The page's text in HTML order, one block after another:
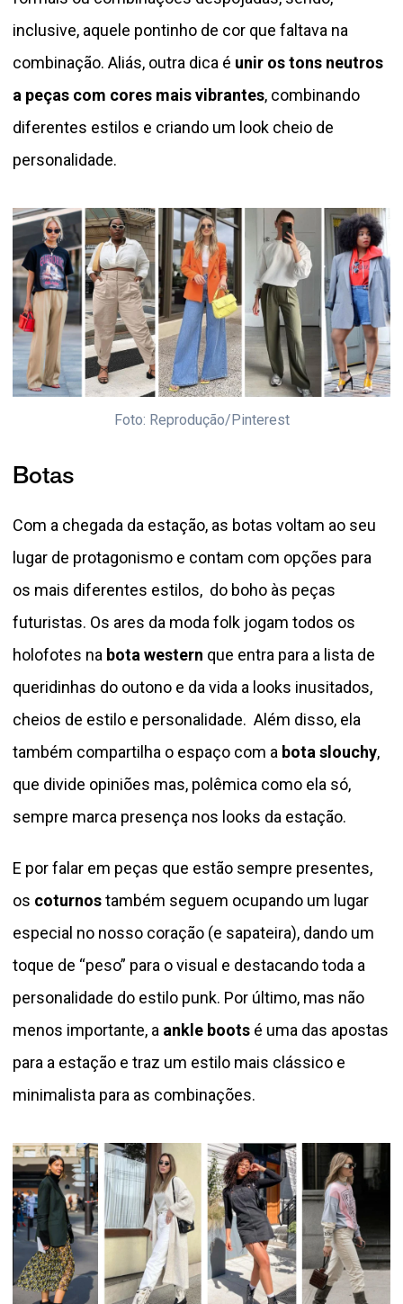
inclusive, aquele pontinho de cor que faltava na
combinação. Aliás, outra dica é unir os tons neutros
a peças com cores mais vibrantes, combinando
diferentes estilos e criando um look cheio de
personalidade.
Foto: Reprodução/Pinterest
Botas
Com a chegada da estação, as botas voltam ao seu
lugar de protagonismo e contam com opções para
os mais diferentes estilos, do boho às peças
futuristas. Os ares da moda folk jogam todos os
holofotes na bota western que entra para a lista de
queridinhas do outono e da vida a looks inusitados,
cheios de estilo e personalidade. Além disso, ela
também compartilha o espaço com a bota slouchy,
que divide opiniões mas, polêmica como ela só,
sempre marca presença nos looks da estação.
E por falar em peças que estão sempre presentes,
os coturnostambém seguem ocupando um lugar
especial no nosso coração (e sapateira), dando um
toque de “peso” para o visual e destacando toda a
personalidade do estilo punk. Por último, mas não
menos importante, a ankle boots é uma das apostas
para a estação e traz um estilo mais clássico e
minimalista para as combinações.